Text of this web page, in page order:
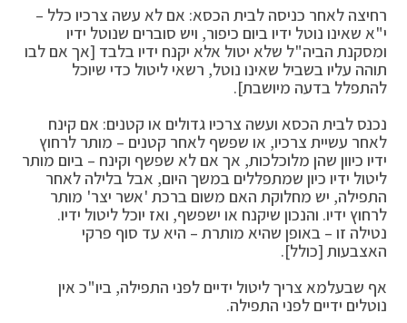
רחיצה לאחר כניסה לבית הכסא: אם לא עשה צרכיו כלל –
י"א שאינו נוטל ידיו ביום כיפור, ויש סוברים שנוטל ידיו
ומסקנת הביה"ל שלא יטול אלא יקנח ידיו בלבד [אך אם לבו
תוהה עליו בשביל שאינו נוטל, רשאי ליטול כדי שיוכל
להתפלל בדעה מיושבת].
נכנס לבית הכסא ועשה צרכיו גדולים או קטנים: אם קינח
לאחר עשיית צרכיו, או שפשף לאחר קטנים – מותר לרחוץ
ידיו כיוון שהן מלוכלכות, אך אם לא שפשף וקינח – ביום מותר
ליטול ידיו כיון שמתפללים במשך היום, אבל בלילה לאחר
התפילה, יש מחלוקת האם משום ברכת 'אשר יצר' מותר
לרחוץ ידיו. והנכון שיקנח או ישפשף, ואז יוכל ליטול ידיו.
נטילה זו – באופן שהיא מותרת – היא עד סוף פרקי
האצבעות [כולל].
אף שבעלמא צריך ליטול ידיים לפני התפילה, ביו"כ אין
נוטלים ידיים לפני התפילה.